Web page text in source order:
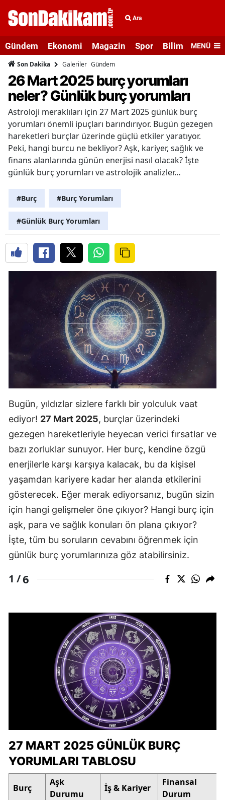
Ara
Gündem Ekonomi Magazin Spor Bilim veMENÜ
Son Dakika Galeriler Gündem
26 Mart 2025 burç yorumları
neler? Günlük burç yorumları
Astroloji meraklıları için 27 Mart 2025 günlük burç
yorumları önemli ipuçları barındırıyor. Bugün gezegen
hareketleri burçlar üzerinde güçlü etkiler yaratıyor.
Peki, hangi burcu ne bekliyor? Aşk, kariyer, sağlık ve
finans alanlarında günün enerjisi nasıl olacak? İşte
günlük burç yorumları ve astrolojik analizler…
#Burç #Burç Yorumları
#Günlük Burç Yorumları
Bugün, yıldızlar sizlere farklı bir yolculuk vaat
ediyor! 27 Mart 2025, burçlar üzerindeki
gezegen hareketleriyle heyecan verici fırsatlar ve
bazı zorluklar sunuyor. Her burç, kendine özgü
enerjilerle karşı karşıya kalacak, bu da kişisel
yaşamdan kariyere kadar her alanda etkilerini
gösterecek. Eğer merak ediyorsanız, bugün sizin
için hangi gelişmeler öne çıkıyor? Hangi burç için
aşk, para ve sağlık konuları ön plana çıkıyor?
İşte, tüm bu soruların cevabını öğrenmek için
günlük burç yorumlarınıza göz atabilirsiniz.
1 /6
27 MART 2025 GÜNLÜK BURÇ
YORUMLARI TABLOSU
Burç
Aşk
Durumu
İş & Kariyer
Finansal
Durum